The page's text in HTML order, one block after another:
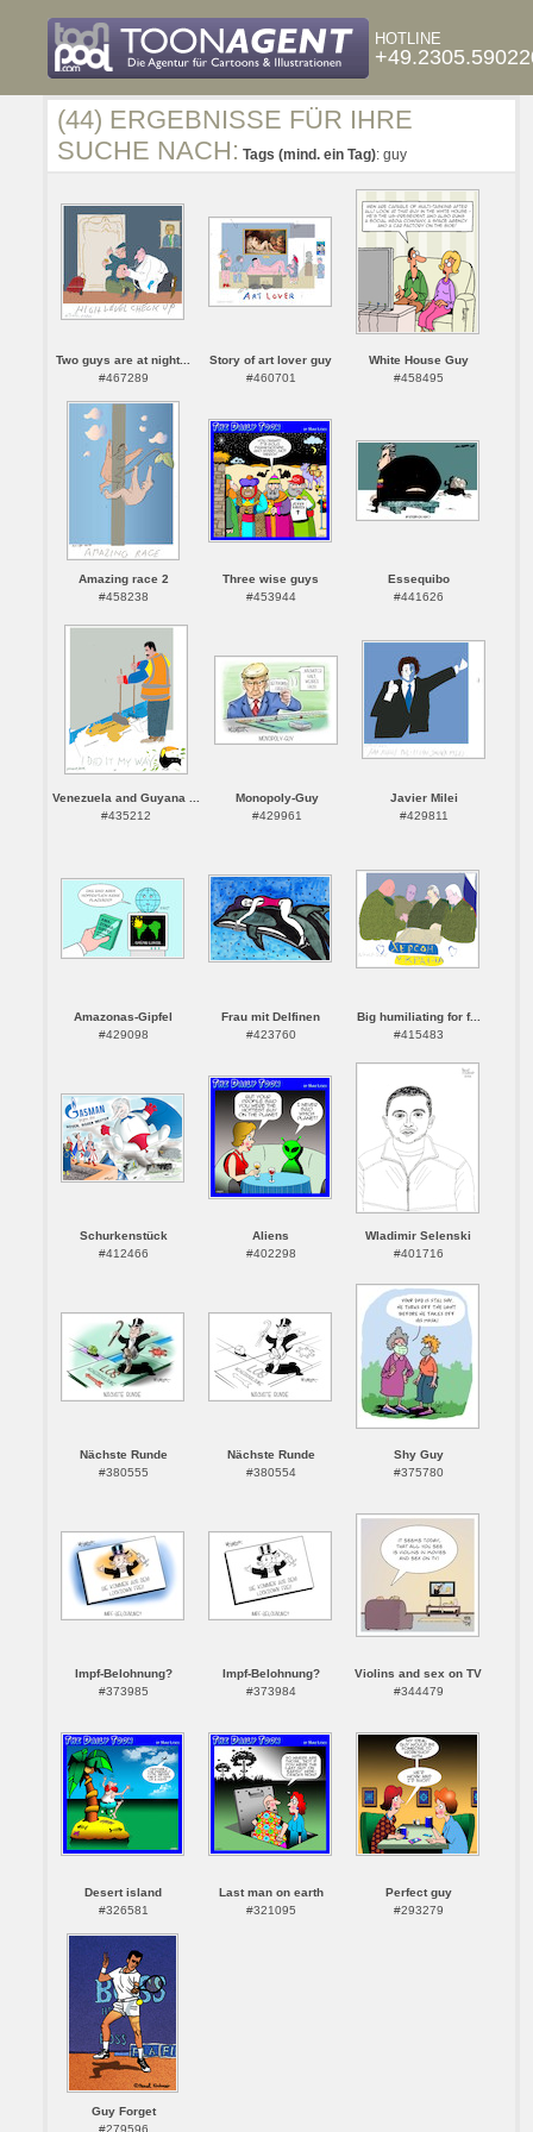
HOTLINE
(44) ERGEBNISSE FÜR IHRE
SUCHE NACH: Tags (mind. ein Tag): guy
Two guys are at night...
#467289
Story of art lover guy
#460701
White House Guy
#458495
Amazing race 2
#458238
Three wise guys
#453944
Essequibo
#441626
Venezuela and Guyana ...
#435212
Monopoly-Guy
#429961
Javier Milei
#429811
Amazonas-Gipfel
#429098
Frau mit Delfinen
#423760
Big humiliating for f...
#415483
Schurkenstück
#412466
Aliens
#402298
Wladimir Selenski
#401716
Nächste Runde
#380555
Nächste Runde
#380554
Shy Guy
#375780
Impf-Belohnung?
#373985
Impf-Belohnung?
#373984
Violins and sex on TV
#344479
Desert island
#326581
Last man on earth
#321095
Perfect guy
#293279
Guy Forget
#279596